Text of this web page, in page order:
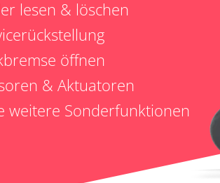
lesen & löschen
öffnen
& Aktuatoren
weitere Sonderfunktionen